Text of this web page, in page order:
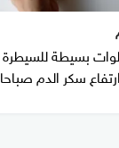
بسيطة للسيطرة
سكر الدم صباحا